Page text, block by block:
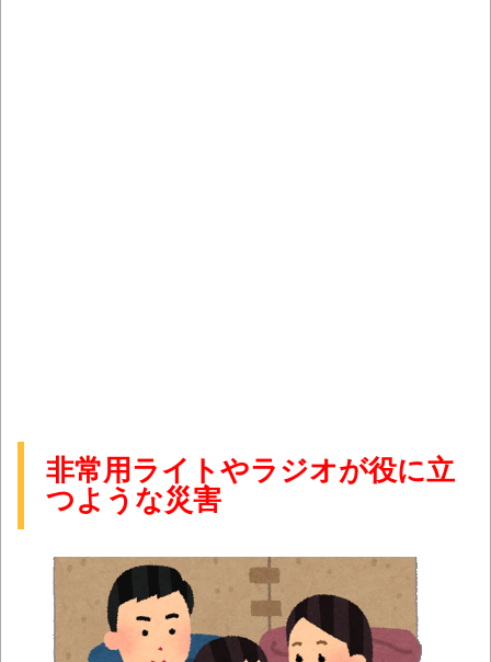
非常用ライトやラジオが役に立
つような災害